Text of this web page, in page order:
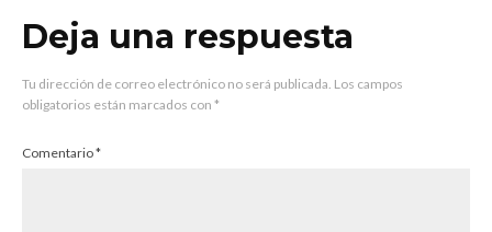
Deja una respuesta
Tu dirección de correo electrónico no será publicada. Los campos
obligatorios están marcados con *
Comentario*